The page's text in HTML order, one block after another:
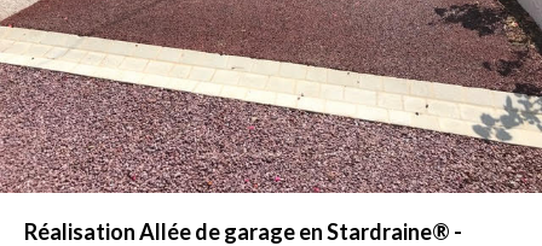
Réalisation Allée de garage en Stardraine® -